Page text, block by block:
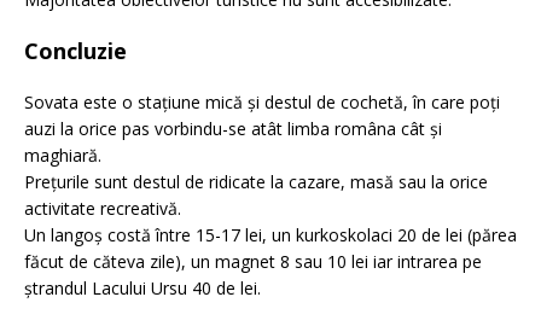
Concluzie
Sovata este o stațiune mică și destul de cochetă, în care poți
auzi la orice pas vorbindu-se atât limba româna cât și
maghiară.
Prețurile sunt destul de ridicate la cazare, masă sau la orice
activitate recreativă.
Un langoș costă între 15-17 lei, un kurkoskolaci 20 de lei (părea
făcut de căteva zile), un magnet 8 sau 10 lei iar intrarea pe
ștrandul Lacului Ursu 40 de lei.